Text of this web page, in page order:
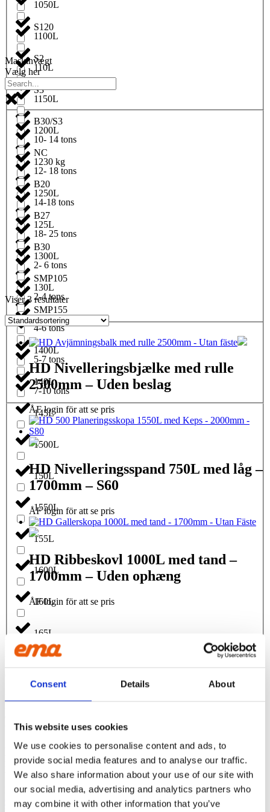
Consent Details About
This website uses cookies
We use cookies to personalise content and ads, to
provide social media features and to analyse our traffic.
We also share information about your use of our site with
our social media, advertising and analytics partners who
may combine it with other information that you’ve
S120
S2
S3
B30/S3
NC
B20
B27
B30
SMP105
SMP155
1050L
1100L
110L
1150L
1200L
1230 kg
1250L
125L
1300L
130L
1350L
1400L
140L
145L
1500L
150L
1550L
155L
1600L
160L
165L
175L
1800L
190L
Maskinvægt
Vælg her
10- 14 tons
12- 18 tons
14-18 tons
18- 25 tons
2- 6 tons
2-4 tons
4-6 tons
5-7 tons
7-10 tons
Viser 3 resultater
HD Nivelleringsbjælke med rulle
2500mm – Uden beslag
ÅF login för att se pris
HD Nivelleringsspand 750L med låg –
1700mm – S60
ÅF login för att se pris
HD Ribbeskovl 1000L med tand –
1700mm – Uden ophæng
ÅF login för att se pris
EMA INTERNATIONAL
Frichsparken Nr. 38A / 9
tilfredshed
CONTACT US
Phone:+45 81 77 02 50
E-mail:
salesint@cegroup.no
EMA
Om os